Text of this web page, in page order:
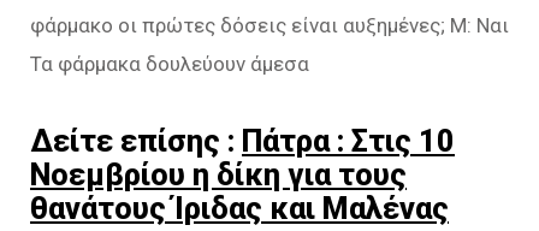
φάρμακο οι πρώτες δόσεις είναι αυξημένες; Μ: Ναι
Τα φάρμακα δουλεύουν άμεσα
Δείτε επίσης : Πάτρα : Στις 10
Νοεμβρίου η δίκη για τους
θανάτους Ίριδας και Μαλένας